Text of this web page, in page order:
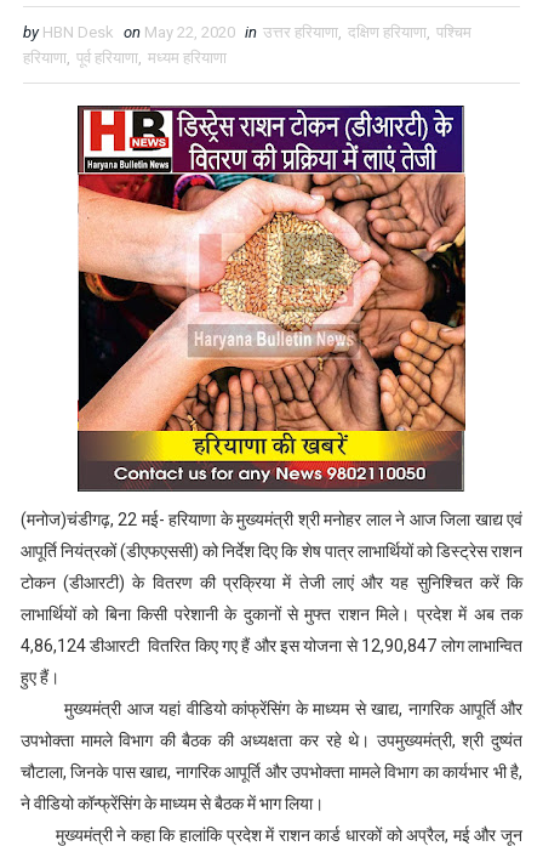
by HBN Desk on May 22, 2020 in उत्तर हरियाणा, दक्षिण हरियाणा, पश्चिम
हरियाणा, पूर्व हरियाणा, मध्यम हरियाणा
(मनोज)चंडीगढ़, 22 मई- हरियाणा के मुख्यमंत्री श्री मनोहर लाल ने आज जिला खाद्य एवं
आपूर्ति नियंत्रकों (डीएफएससी) को निर्देश दिए कि शेष पात्र लाभार्थियों को डिस्ट्रेस राशन
टोकन (डीआरटी) के वितरण की प्रक्रिया में तेजी लाएं और यह सुनिश्चित करें कि
लाभार्थियों को बिना किसी परेशानी के दुकानों से मुफ्त राशन मिले। प्रदेश में अब तक
4,86,124 डीआरटी वितरित किए गए हैं और इस योजना से 12,90,847 लोग लाभान्वित
हुए हैं।
मुख्यमंत्री आज यहां वीडियो कांफ्रेंसिंग के माध्यम से खाद्य, नागरिक आपूर्ति और
उपभोक्ता मामले विभाग की बैठक की अध्यक्षता कर रहे थे। उपमुख्यमंत्री, श्री दुष्यंत
चौटाला, जिनके पास खाद्य, नागरिक आपूर्ति और उपभोक्ता मामले विभाग का कार्यभार भी है,
ने वीडियो कॉन्फ्रेंसिंग के माध्यम से बैठक में भाग लिया।
मुख्यमंत्री ने कहा कि हालांकि प्रदेश में राशन कार्ड धारकों को अप्रैल, मई और जून